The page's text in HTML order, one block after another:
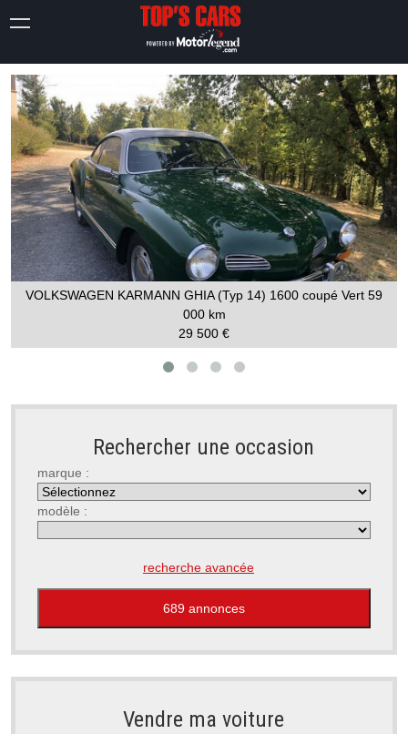
VOLKSWAGEN KARMANN GHIA (Typ 14) 1600 coupé Vert 59
000 km
29 500 €
Rechercher une occasion
marque :
modèle :
recherche avancée
Vendre ma voiture